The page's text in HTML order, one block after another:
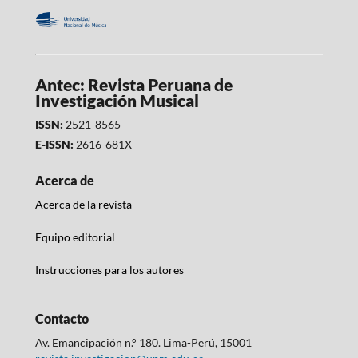
Antec: Revista Peruana de
Investigación Musical
ISSN: 2521-8565
E-ISSN: 2616-681X
Acerca de
Acerca de la revista
Equipo editorial
Instrucciones para los autores
Contacto
Av. Emancipación n.° 180. Lima-Perú, 15001